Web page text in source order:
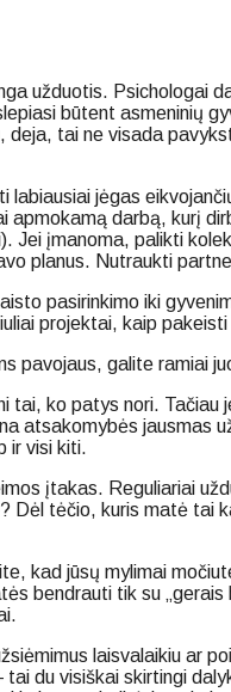
užduotis. Psichologai
būtent asmeninių
tai ne visada
jėgas
darbą, kurį
Jei įmanoma, palikti
planus. Nutraukti
pasirinkimo iki
projektai, kaip
pavojaus, galite ramiai
ko patys nori.
atsakomybės
ir visi kiti.
įtakas. Reguliariai
tėčio, kuris matė tai
kad jūsų mylimai
bendrauti tik su
laisvalaikiu ar
du visiškai skirtingi